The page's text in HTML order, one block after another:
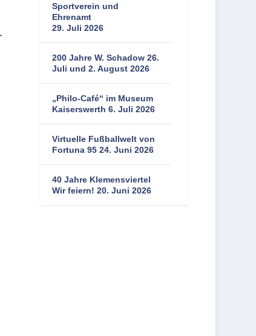
Sportverein und
Ehrenamt
29. Juli 2026
200 Jahre W. Schadow 26.
Juli und 2. August 2026
„Philo-Café“ im Museum
Kaiserswerth 6. Juli 2026
Virtuelle Fußballwelt von
Fortuna 95 24. Juni 2026
40 Jahre Klemensviertel
Wir feiern! 20. Juni 2026